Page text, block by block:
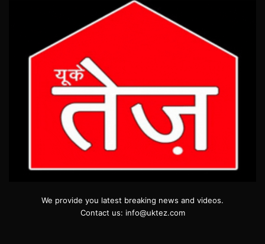
We provide you latest breaking news and videos.
Contact us: info@uktez.com